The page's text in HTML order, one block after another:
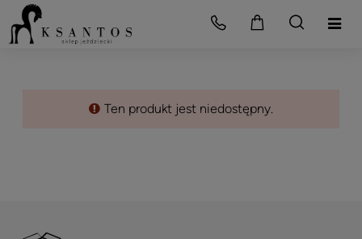
Ten produkt jest niedostępny.